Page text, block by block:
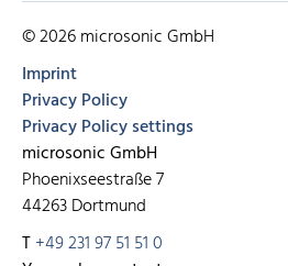
© 2026 microsonic GmbH
Imprint
Privacy Policy
Privacy Policy settings
microsonic GmbH
Phoenixseestraße 7
44263 Dortmund
T+49 231 97 51 51 0